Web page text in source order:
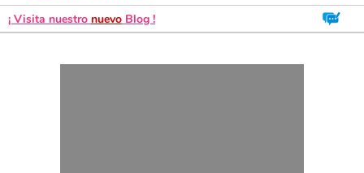
¡ Visita nuestro nuevo Blog !